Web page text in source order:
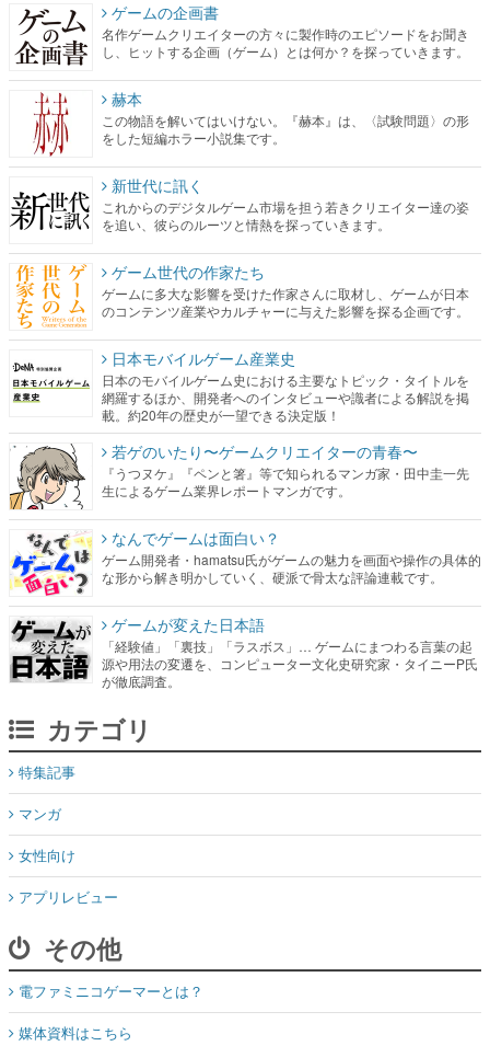
ゲームの企画書
名作ゲームクリエイターの方々に製作時のエピソードをお聞き
し、ヒットする企画（ゲーム）とは何か？を探っていきます。
赫本
この物語を解いてはいけない。『赫本』は、〈試験問題〉の形
をした短編ホラー小説集です。
新世代に訊く
これからのデジタルゲーム市場を担う若きクリエイター達の姿
を追い、彼らのルーツと情熱を探っていきます。
ゲーム世代の作家たち
ゲームに多大な影響を受けた作家さんに取材し、ゲームが日本
のコンテンツ産業やカルチャーに与えた影響を探る企画です。
日本モバイルゲーム産業史
日本のモバイルゲーム史における主要なトピック・タイトルを
網羅するほか、開発者へのインタビューや識者による解説を掲
載。約20年の歴史が一望できる決定版！
若ゲのいたり〜ゲームクリエイターの青春〜
『うつヌケ』『ペンと箸』等で知られるマンガ家・田中圭一先
生によるゲーム業界レポートマンガです。
なんでゲームは面白い？
ゲーム開発者・hamatsu氏がゲームの魅力を画面や操作の具体的
な形から解き明かしていく、硬派で骨太な評論連載です。
ゲームが変えた日本語
「経験値」「裏技」「ラスボス」… ゲームにまつわる言葉の起
源や用法の変遷を、コンピューター文化史研究家・タイニーP氏
が徹底調査。
カテゴリ
特集記事
マンガ
女性向け
アプリレビュー
その他
電ファミニコゲーマーとは？
媒体資料はこちら